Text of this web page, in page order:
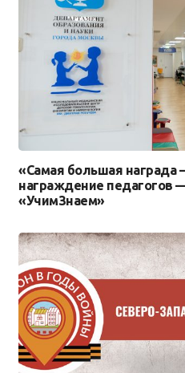
«Самая большая награда
награждение педагогов
«УчимЗнаем»